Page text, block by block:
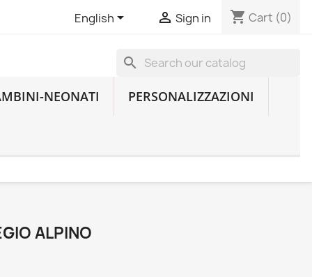
English  Sign in shopping_cart Cart (0)
search
NEONATI
PERSONALIZZAZIONI
ALPINO